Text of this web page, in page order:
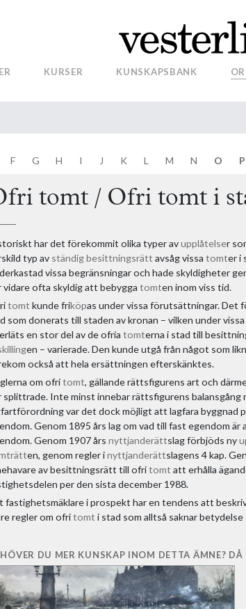
KURSER KUNSKAPSBANK
F G H I J K L M N O P
rätt
grund
tomt / Ofri tomt i
har det förekommit olika typer avupplåtelser
typ av ständig besittningsrätt avsåg vissa tomter i
vissa begränsningar och hade skyldigheter
vidare ofta skyldig att bebygga tomten inom viss tid.
tomt kunde friköpas under vissa förutsättningar. Det
som donerats till staden av kronan – vilken under
en stor del av de ofria tomterna i stad till
en – varierade. Den kunde utgå från något som
också att hela ersättningen efterskänktes.
om ofritomt, gällande rättsfigurens art och
splittrade. Inte minst innebar rättsfigurens balansgång
var det dock möjligt att lagfara byggnad
Genom 1895 års lag om vad till fast egendom är
Genom 1907 års nyttjanderättslag förbjöds ny
en, genom regler inyttjanderättslagens 4 kap.
av besittningsrätt till ofritomt att erhålla
per den sista december 1988.
fastighetsmäklare i prospekt har en tendens att
regler om ofritomt i stad som alltså saknar betydelse
DU MER KUNSKAP INOM DETTA ÄMNE?